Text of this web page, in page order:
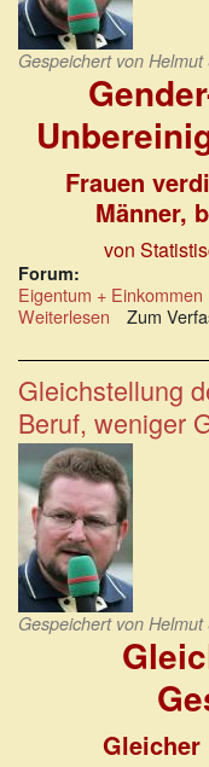
Gespeichert von Helmut
Frauen
Männer,
von
Forum:
Eigentum + Einkommen
Weiterlesen über
Pay-
Gap
2020:
vs.
Bereinigter
GPG
Zum
Gleichstellung
Beruf, weniger
Gespeichert von Helmut
Gleicher